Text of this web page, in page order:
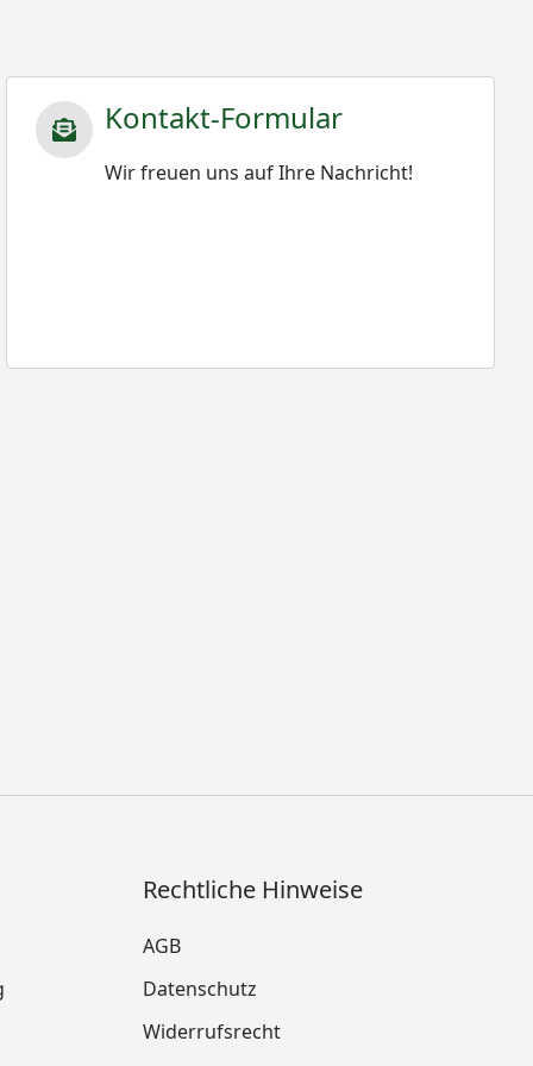
Kontakt-Formular
Wir freuen uns auf Ihre Nachricht!
Rechtliche Hinweise
AGB
Datenschutz
Widerrufsrecht